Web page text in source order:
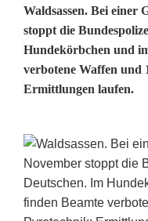
Waldsassen. Bei einer
stoppt die
Hundekörbchen und
verbotene Waffen
Ermittlungen laufen.